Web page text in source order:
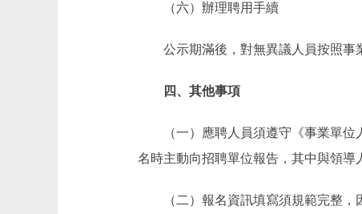
（六）辦理聘用手續
公示期滿後，對無異議人員按照事業
四、其他事項
（一）應聘人員須遵守《事業單位人
名時主動向招聘單位報告，其中與領導
（二）報名資訊填寫須規範完整，因